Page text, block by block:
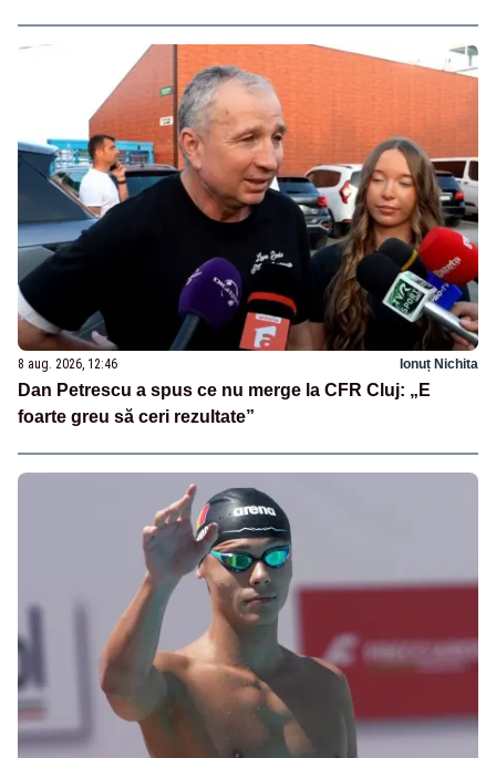
8 aug. 2026, 12:46 Ionuț Nichita
Dan Petrescu a spus ce nu merge la CFR Cluj: „E
foarte greu să ceri rezultate”